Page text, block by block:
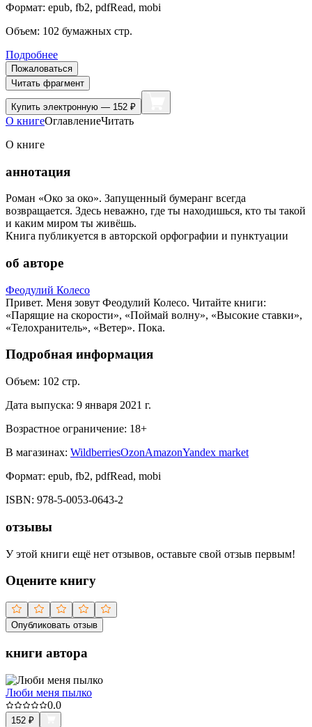
Формат: epub, fb2, pdfRead, mobi
Объем: 102 бумажных стр.
Подробнее
Пожаловаться
Читать фрагмент
Купить электронную — 152 ₽
О книгеОглавлениеЧитать
О книге
аннотация
Роман «Око за око». Запущенный бумеранг всегда
возвращается. Здесь неважно, где ты находишься, кто ты такой
и каким миром ты живёшь.
Книга публикуется в авторской орфографии и пунктуации
об авторе
Феодулий Колесо
Привет. Меня зовут Феодулий Колесо. Читайте книги:
«Парящие на скорости», «Поймай волну», «Высокие ставки»,
«Телохранитель», «Ветер». Пока.
Подробная информация
Объем: 102 стр.
Дата выпуска: 9 января 2021 г.
Возрастное ограничение: 18+
В магазинах: WildberriesOzonAmazonYandex market
Формат: epub, fb2, pdfRead, mobi
ISBN: 978-5-0053-0643-2
отзывы
У этой книги ещё нет отзывов, оставьте свой отзыв первым!
Оцените книгу
Опубликовать отзыв
книги автора
Люби меня пылко
0.0
152 ₽